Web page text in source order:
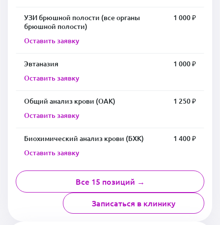
УЗИ брюшной полости (все органы
брюшной полости)
1 000 ₽
Оставить заявку
Эвтаназия
1 000 ₽
Оставить заявку
Общий анализ крови (ОАК)
1 250 ₽
Оставить заявку
Биохимический анализ крови (БХК)
1 400 ₽
Оставить заявку
Все 15 позиций →
Записаться в клинику